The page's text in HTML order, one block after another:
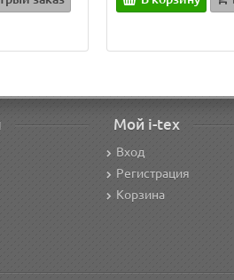
Мой i-tex
Вход
Регистрация
Корзина